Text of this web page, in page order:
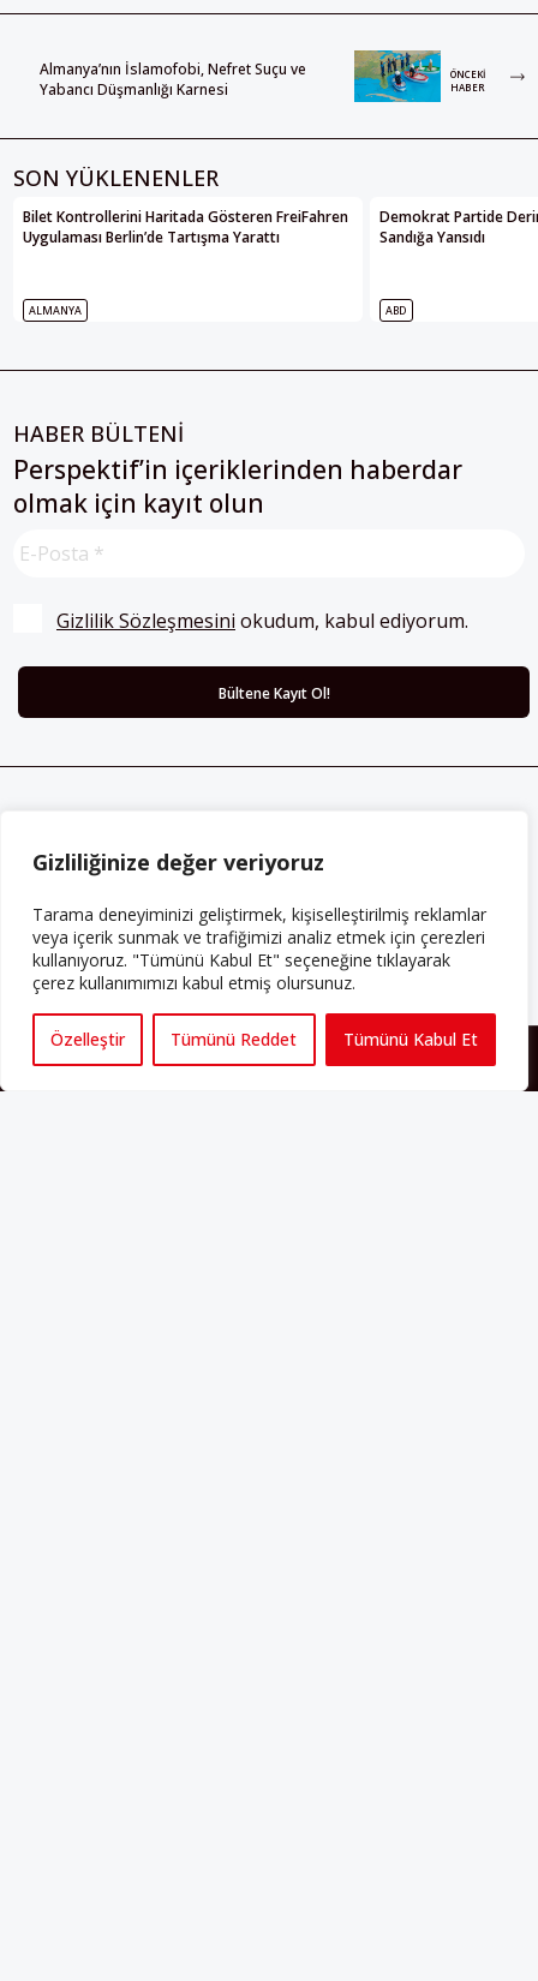
Gizliliğinize değer veriyoruz
Tarama deneyiminizi geliştirmek, kişiselleştirilmiş reklamlar
veya içerik sunmak ve trafiğimizi analiz etmek için çerezleri
kullanıyoruz. "Tümünü Kabul Et" seçeneğine tıklayarak
çerez kullanımımızı kabul etmiş olursunuz.
Özelleştir Tümünü Reddet Tümünü Kabul Et
Almanya’nın İslamofobi, Nefret Suçu ve
Yabancı Düşmanlığı Karnesi
ÖNCEKI
HABER
SON YÜKLENENLER
Bilet Kontrollerini Haritada Gösteren FreiFahren
Uygulaması Berlin’de Tartışma Yarattı
ALMANYA
Demokrat Partide
Sandığa Yansıdı
ABD
HABER BÜLTENİ
Perspektif’in içeriklerinden haberdar
olmak için kayıt olun
Gizlilik Sözleşmesini okudum, kabul ediyorum.
Her ay Perspektif dergisini edinmek için
abone olabilirsiniz!
Abonelik
HAKKIMIZDA